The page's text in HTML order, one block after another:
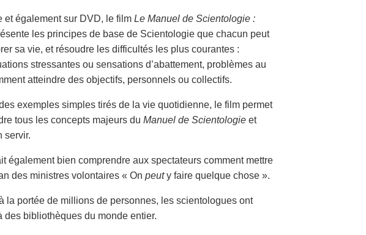
et également sur DVD, le film Le Manuel de Scientologie :
les principes de base de Scientologie que chacun peut
sa vie, et résoudre les difficultés les plus courantes :
stressantes ou sensations d’abattement, problèmes au
atteindre des objectifs, personnels ou collectifs.
exemples simples tirés de la vie quotidienne, le film permet
tous les concepts majeurs du Manuel de Scientologie et
servir.
également bien comprendre aux spectateurs comment mettre
des ministres volontaires « On peuty faire quelque chose ».
la portée de millions de personnes, les scientologues ont
des bibliothèques du monde entier.